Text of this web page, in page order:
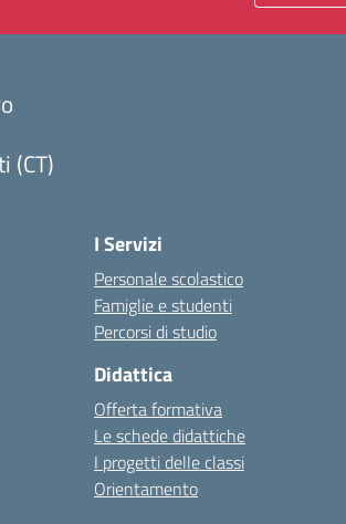
(CT)
I Servizi
Personale scolastico
Famiglie e studenti
Percorsi di studio
Didattica
Offerta formativa
Le schede didattiche
I progetti delle classi
Orientamento